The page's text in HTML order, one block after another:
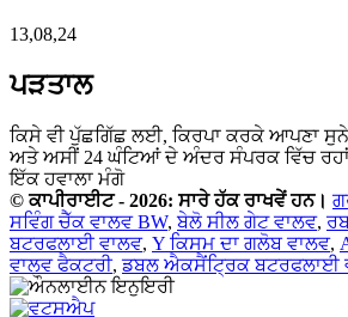
13,08,24
ਪੜਤਾਲ
ਕਿਸੇ ਵੀ ਪੁੱਛਗਿੱਛ ਲਈ, ਕਿਰਪਾ ਕਰਕੇ ਆਪਣਾ
ਅਤੇ ਅਸੀਂ 24 ਘੰਟਿਆਂ ਦੇ ਅੰਦਰ ਸੰਪਰਕ ਵਿੱਚ
ਇੱਕ ਹਵਾਲਾ ਮੰਗੋ
© ਕਾਪੀਰਾਈਟ - 2026: ਸਾਰੇ ਹੱਕ ਰਾਖਵੇਂ ਹਨ।
ਸਵਿੰਗ ਚੈੱਕ ਵਾਲਵ BW,ਬੇਲੋ ਸੀਲ ਗੇਟ ਵਾਲਵ,
ਬਟਰਫਲਾਈ ਵਾਲਵ, Y ਕਿਸਮ ਦਾ ਗਲੋਬ ਵਾਲਵ,
ਵਾਲਵ ਫੈਕਟਰੀ,ਡਬਲ ਐਕਸੈਂਟ੍ਰਿਕ ਬਟਰਫਲਾਈ